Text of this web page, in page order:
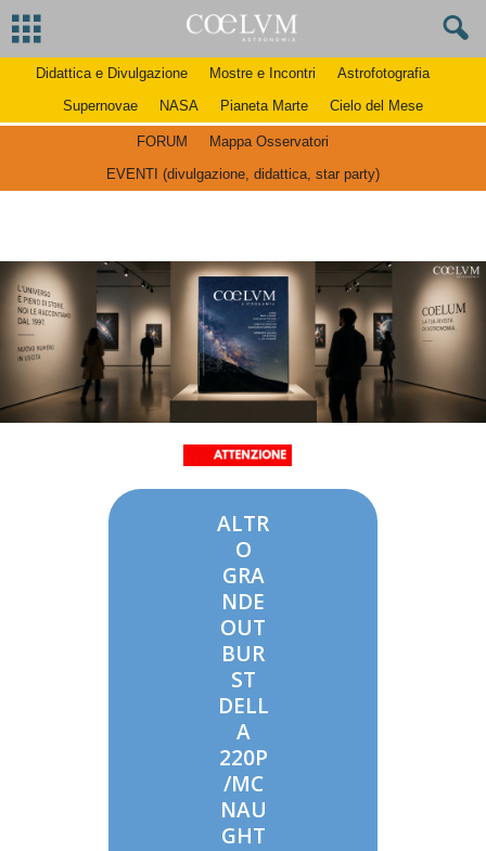
Didattica e Divulgazione Mostre e Incontri
Astrofotografia
Supernovae
NASA Pianeta Marte Cielo del Mese
FORUM
Mappa Osservatori
EVENTI (divulgazione, didattica, star party)
ALTR
O
GRA
NDE
OUT
BUR
ST
DELL
A
220P
/MC
NAU
GHT